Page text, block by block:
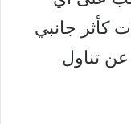
جانبي
تناول